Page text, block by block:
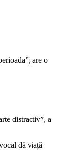
are o
distractiv”, a
dă viață